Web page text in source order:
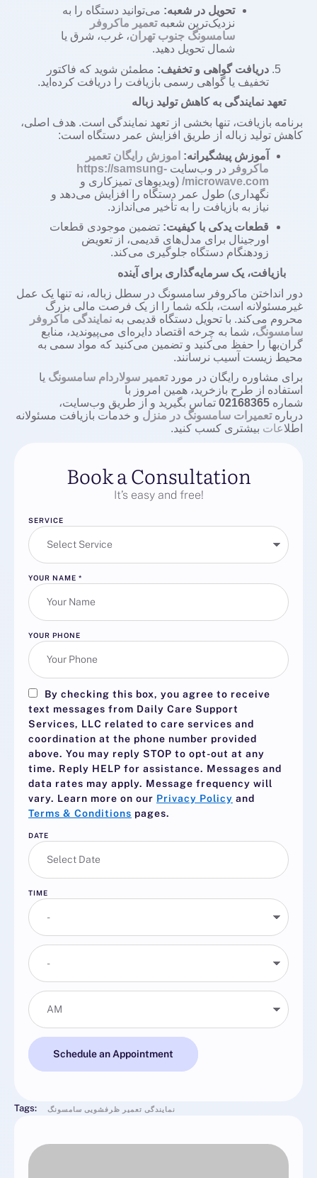
تحویل در شعبه: می‌توانید دستگاه را به
نزدیک‌ترین شعبهتعمیر ماکروفر
سامسونگ جنوب تهران، غرب، شرق یا
شمال تحویل دهید.
دریافت گواهی و تخفیف: مطمئن شوید که فاکتور
تخفیف یا گواهی رسمی بازیافت را دریافت کرده‌اید.
تعهد نمایندگی به کاهش تولید زباله
برنامه بازیافت، تنها بخشی از تعهد نمایندگی است. هدف اصلی،
کاهش تولید زباله از طریق افزایش عمر دستگاه است:
آموزش پیشگیرانه: اموزش رایگان تعمیر
ماکروفر در وب‌سایت https://samsung-
microwave.com
/ (ویدیوهای تمیزکاری و
نگهداری) طول عمر دستگاه را افزایش می‌دهد و
نیاز به بازیافت را به تأخیر می‌اندازد.
قطعات یدکی با کیفیت: تضمین موجودی قطعات
اورجینال برای مدل‌های قدیمی، از تعویض
زودهنگام دستگاه جلوگیری می‌کند.
بازیافت، یک سرمایه‌گذاری برای آینده
دور انداختن ماکروفر سامسونگ در سطل زباله، نه تنها یک عمل
غیرمسئولانه است، بلکه شما را از یک فرصت مالی بزرگ
محروم می‌کند. با تحویل دستگاه قدیمی به نمایندگی ماکروفر
سامسونگ، شما به چرخه اقتصاد دایره‌ای می‌پیوندید، منابع
گران‌بها را حفظ می‌کنید و تضمین می‌کنید که مواد سمی به
محیط زیست آسیب نرسانند.
برای مشاوره رایگان در موردتعمیر سولاردام سامسونگ یا
استفاده از طرح بازخرید، همین امروز با
شماره 02168365 تماس بگیرید و از طریق وب‌سایت،
دربارهتعمیرات سامسونگ در منزل و خدمات بازیافت مسئولانه
اطلاعات بیشتری کسب کنید.
Book a Consultation
It’s easy and free!
SERVICE
YOUR NAME *
YOUR PHONE
By checking this box, you agree to receive
text messages from Daily Care Support
Services, LLC related to care services and
coordination at the phone number provided
above. You may reply STOP to opt-out at any
time. Reply HELP for assistance. Messages and
data rates may apply. Message frequency will
vary. Learn more on our Privacy Policy and
Terms & Conditions pages.
DATE
TIME
Schedule an Appointment
Tags: نمایندگی تعمیر ظرفشویی سامسونگ